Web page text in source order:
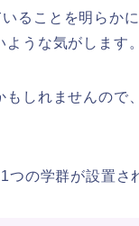
ることを明らか
うな気がします。
もしれませんので
つの学群が設置さ